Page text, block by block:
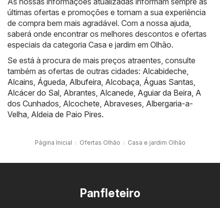
últimas ofertas e promoções e tornam a sua experiência
de compra bem mais agradável. Com a nossa ajuda,
saberá onde encontrar os melhores descontos e ofertas
especiais da categoria Casa e jardim em Olhão.
Se está à procura de mais preços atraentes, consulte
também as ofertas de outras cidades: Alcabideche,
Alcains, Águeda, Albufeira, Alcobaça, Águas Santas,
Alcácer do Sal, Abrantes, Alcanede, Aguiar da Beira, A
dos Cunhados, Alcochete, Abraveses, Albergaria-a-
Velha, Aldeia de Paio Pires.
Página Inicial Ofertas Olhão Casa e jardim Olhão
Panfleteiro